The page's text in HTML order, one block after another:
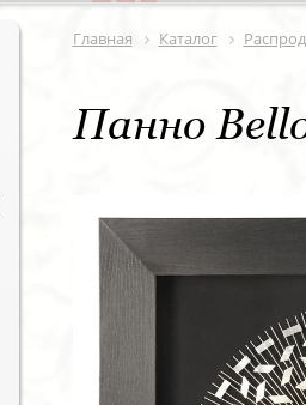
Главная Каталог
Панно